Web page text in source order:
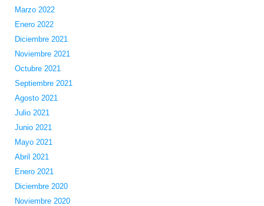
Marzo 2022
Enero 2022
Diciembre 2021
Noviembre 2021
Octubre 2021
Septiembre 2021
Agosto 2021
Julio 2021
Junio 2021
Mayo 2021
Abril 2021
Enero 2021
Diciembre 2020
Noviembre 2020